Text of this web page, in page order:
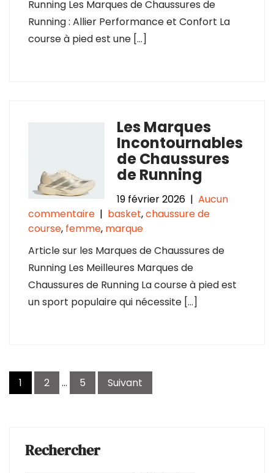
Running Les Marques de Chaussures de
Running : Allier Performance et Confort La
course à pied est une […]
Les Marques
Incontournables
de Chaussures
de Running
19 février 2026 | Aucun
commentaire | basket,chaussure de
course, femme, marque
Article sur les Marques de Chaussures de
Running Les Meilleures Marques de
Chaussures de Running La course à pied est
un sport populaire qui nécessite […]
Pagination
des
1 2 … 5 Suivant
Rechercher